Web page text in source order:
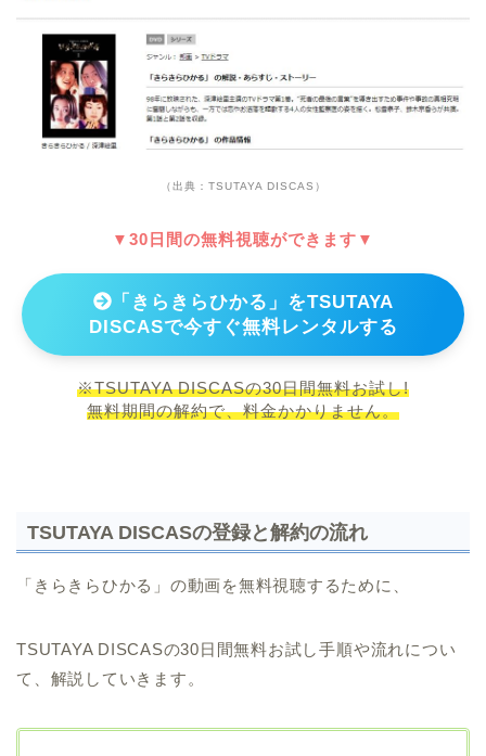
（出典：TSUTAYA DISCAS）
▼30日間の無料視聴ができます▼
「きらきらひかる」をTSUTAYA
DISCASで今すぐ無料レンタルする
※TSUTAYA DISCASの30日間無料お試し!
無料期間の解約で、料金かかりません。
TSUTAYA DISCASの登録と解約の流れ
「きらきらひかる」の動画を無料視聴するために、
TSUTAYA DISCASの30日間無料お試し手順や流れについ
て、解説していきます。